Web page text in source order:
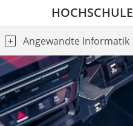
HOCHSCHULE
Angewandte Informatik